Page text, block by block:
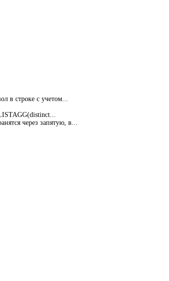
в строке с учетом...
через запятую, в...